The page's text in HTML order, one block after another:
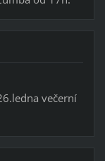
večerní